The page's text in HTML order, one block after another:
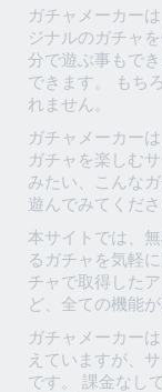
ガチャメーカー
ジナルのガチャ
分で遊ぶ事もで
できます。 もち
れません。
ガチャメーカー
ガチャを楽しむ
みたい、こんな
遊んでみてくださ
本サイトでは、
るガチャを気軽
チャで取得した
ど、全ての機能
ガチャメーカー
えていますが、
です。 課金なし